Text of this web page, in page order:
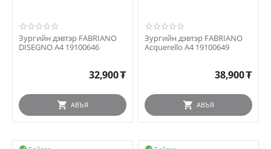
Зургийн дэвтэр FABRIANO
DISEGNO A4 19100646
32,900₮
АВЪЯ
Зургийн дэвтэр FABRIANO
Acquerello A4 19100649
38,900₮
АВЪЯ